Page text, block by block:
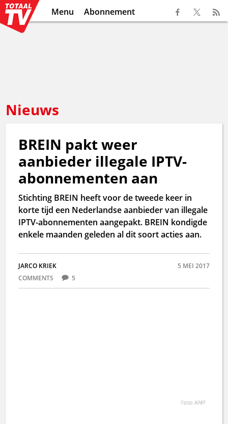
Menu Abonnement
Nieuws
BREIN pakt weer
aanbieder illegale IPTV-
abonnementen aan
Stichting BREIN heeft voor de tweede keer in
korte tijd een Nederlandse aanbieder van illegale
IPTV-abonnementen aangepakt. BREIN kondigde
enkele maanden geleden al dit soort acties aan.
JARCO KRIEK
5 MEI 2017
COMMENTS
5
Foto ANP